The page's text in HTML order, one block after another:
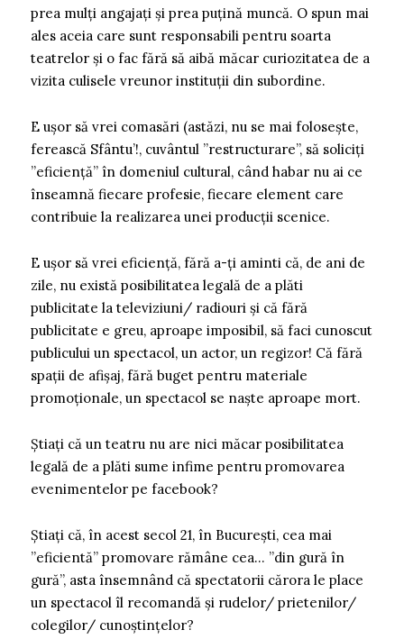
prea mulți angajați și prea puțină muncă. O spun mai
ales aceia care sunt responsabili pentru soarta
teatrelor și o fac fără să aibă măcar curiozitatea de a
vizita culisele vreunor instituții din subordine.
E ușor să vrei comasări (astăzi, nu se mai folosește,
ferească Sfântu’!, cuvântul ”restructurare”, să soliciți
”eficiență” în domeniul cultural, când habar nu ai ce
înseamnă fiecare profesie, fiecare element care
contribuie la realizarea unei producții scenice.
E ușor să vrei eficiență, fără a-ți aminti că, de ani de
zile, nu există posibilitatea legală de a plăti
publicitate la televiziuni/ radiouri și că fără
publicitate e greu, aproape imposibil, să faci cunoscut
publicului un spectacol, un actor, un regizor! Că fără
spații de afișaj, fără buget pentru materiale
promoționale, un spectacol se naște aproape mort.
Știați că un teatru nu are nici măcar posibilitatea
legală de a plăti sume infime pentru promovarea
evenimentelor pe facebook?
Știați că, în acest secol 21, în București, cea mai
”eficientă” promovare rămâne cea… ”din gură în
gură”, asta însemnând că spectatorii cărora le place
un spectacol îl recomandă și rudelor/ prietenilor/
colegilor/ cunoștințelor?